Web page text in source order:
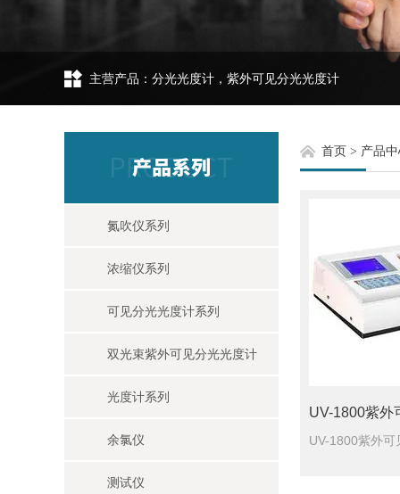
主营产品：分光光度计，紫外可见分光光度计
氮吹仪系列
浓缩仪系列
可见分光光度计系列
双光束紫外可见分光光度计
光度计系列
余氯仪
测试仪
首页 > 产品